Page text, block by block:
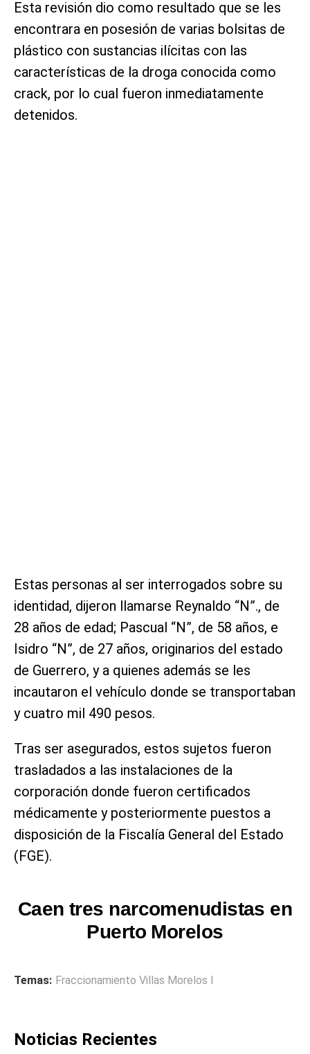
Esta revisión dio como resultado que se les
encontrara en posesión de varias bolsitas de
plástico con sustancias ilícitas con las
características de la droga conocida como
crack, por lo cual fueron inmediatamente
detenidos.
Estas personas al ser interrogados sobre su
identidad, dijeron llamarse Reynaldo “N”., de
28 años de edad; Pascual “N”, de 58 años, e
Isidro “N”, de 27 años, originarios del estado
de Guerrero, y a quienes además se les
incautaron el vehículo donde se transportaban
y cuatro mil 490 pesos.
Tras ser asegurados, estos sujetos fueron
trasladados a las instalaciones de la
corporación donde fueron certificados
médicamente y posteriormente puestos a
disposición de la Fiscalía General del Estado
(FGE).
Caen tres narcomenudistas en
Puerto Morelos
Temas: Fraccionamiento Villas Morelos I
Noticias Recientes